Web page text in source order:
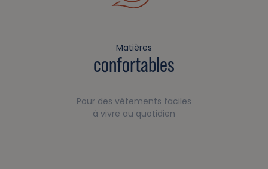
Matières
confortables
Pour des vêtements faciles
à vivre au quotidien